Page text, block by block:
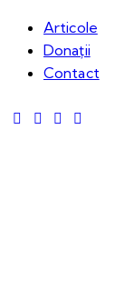
Articole
Donații
Contact